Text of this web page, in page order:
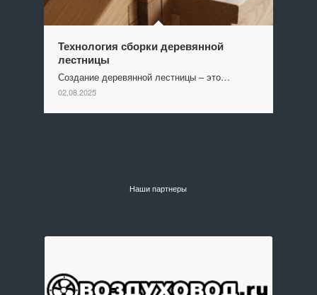
Технология сборки деревянной
лестницы
Создание деревянной лестницы – это…
02.08.2025
Наши партнеры